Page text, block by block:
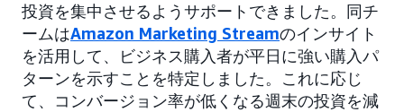
投資を集中させるようサポートできました。同チ
ームはAmazon Marketing Streamのインサイト
を活用して、ビジネス購入者が平日に強い購入パ
ターンを示すことを特定しました。これに応じ
て、コンバージョン率が低くなる週末の投資を減